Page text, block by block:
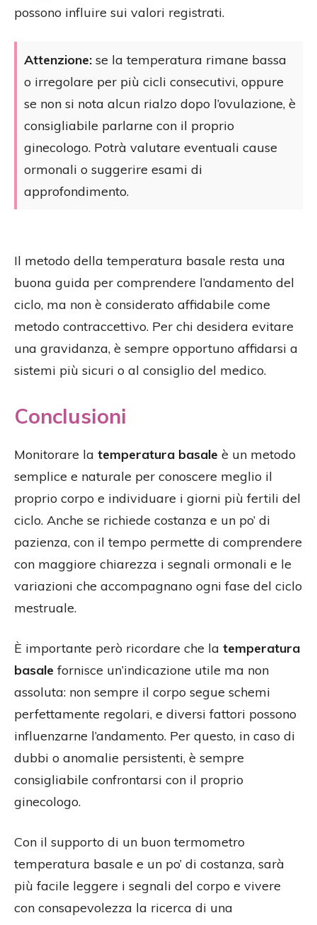
possono influire sui valori registrati.
Attenzione: se la temperatura rimane bassa
o irregolare per più cicli consecutivi, oppure
se non si nota alcun rialzo dopo l’ovulazione, è
consigliabile parlarne con il proprio
ginecologo. Potrà valutare eventuali cause
ormonali o suggerire esami di
approfondimento.
Il metodo della temperatura basale resta una
buona guida per comprendere l’andamento del
ciclo, ma non è considerato affidabile come
metodo contraccettivo. Per chi desidera evitare
una gravidanza, è sempre opportuno affidarsi a
sistemi più sicuri o al consiglio del medico.
Conclusioni
Monitorare la temperatura basale è un metodo
semplice e naturale per conoscere meglio il
proprio corpo e individuare i giorni più fertili del
ciclo. Anche se richiede costanza e un po’ di
pazienza, con il tempo permette di comprendere
con maggiore chiarezza i segnali ormonali e le
variazioni che accompagnano ogni fase del ciclo
mestruale.
È importante però ricordare che la temperatura
basale fornisce un’indicazione utile ma non
assoluta: non sempre il corpo segue schemi
perfettamente regolari, e diversi fattori possono
influenzarne l’andamento. Per questo, in caso di
dubbi o anomalie persistenti, è sempre
consigliabile confrontarsi con il proprio
ginecologo.
Con il supporto di un buon termometro
temperatura basale e un po’ di costanza, sarà
più facile leggere i segnali del corpo e vivere
con consapevolezza la ricerca di una